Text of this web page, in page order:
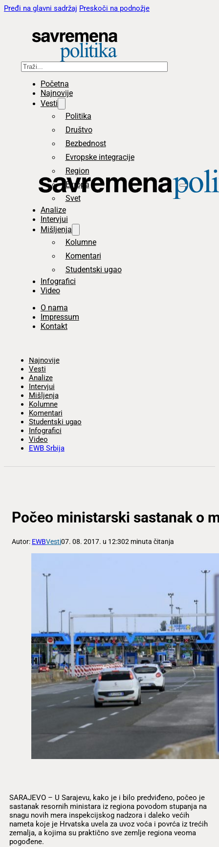
Pređi na glavni sadržaj Preskoči na podnožje
Pretraga
Početna
Najnovije
Vesti
Politika
Društvo
Bezbednost
Evropske integracije
Region
Evropa
Svet
Analize
Intervjui
Mišljenja
Kolumne
Komentari
Studentski ugao
Infografici
Video
O nama
Impressum
Kontakt
Najnovije
Vesti
Analize
Intervjui
Mišljenja
Kolumne
Komentari
Studentski ugao
Infografici
Video
EWB Srbija
Počeo ministarski sastanak o
Autor: EWBVesti07. 08. 2017. u 12:302 minuta čitanja
SARAJEVO – U Sarajevu, kako je i bilo predviđeno, počeo je
sastanak resornih ministara iz regiona povodom stupanja na
snagu novih mera inspekcijskog nadzora i daleko većih
nameta koje je Hrvatska uvela za uvoz voća i povrća iz trećih
zemalja, a kojima su praktično sve zemlje regiona veoma
pogođene.